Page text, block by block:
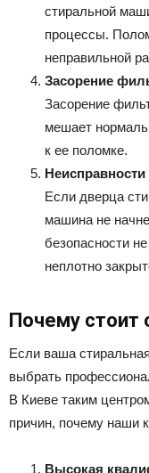
стиральной
процессы.
неправильной
Засорение
Засорение
мешает
к ее поломке.
Если дверца
машина не
безопасности
неплотно
Почему стоит
Если ваша
выбрать
В Киеве таким
причин, почему наши
Высокая